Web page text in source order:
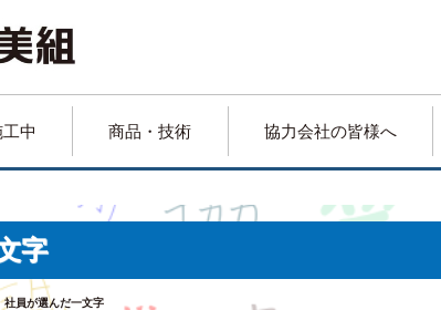
中 商品・技術 協力会社の皆様へ
字
員が選んだ一文字